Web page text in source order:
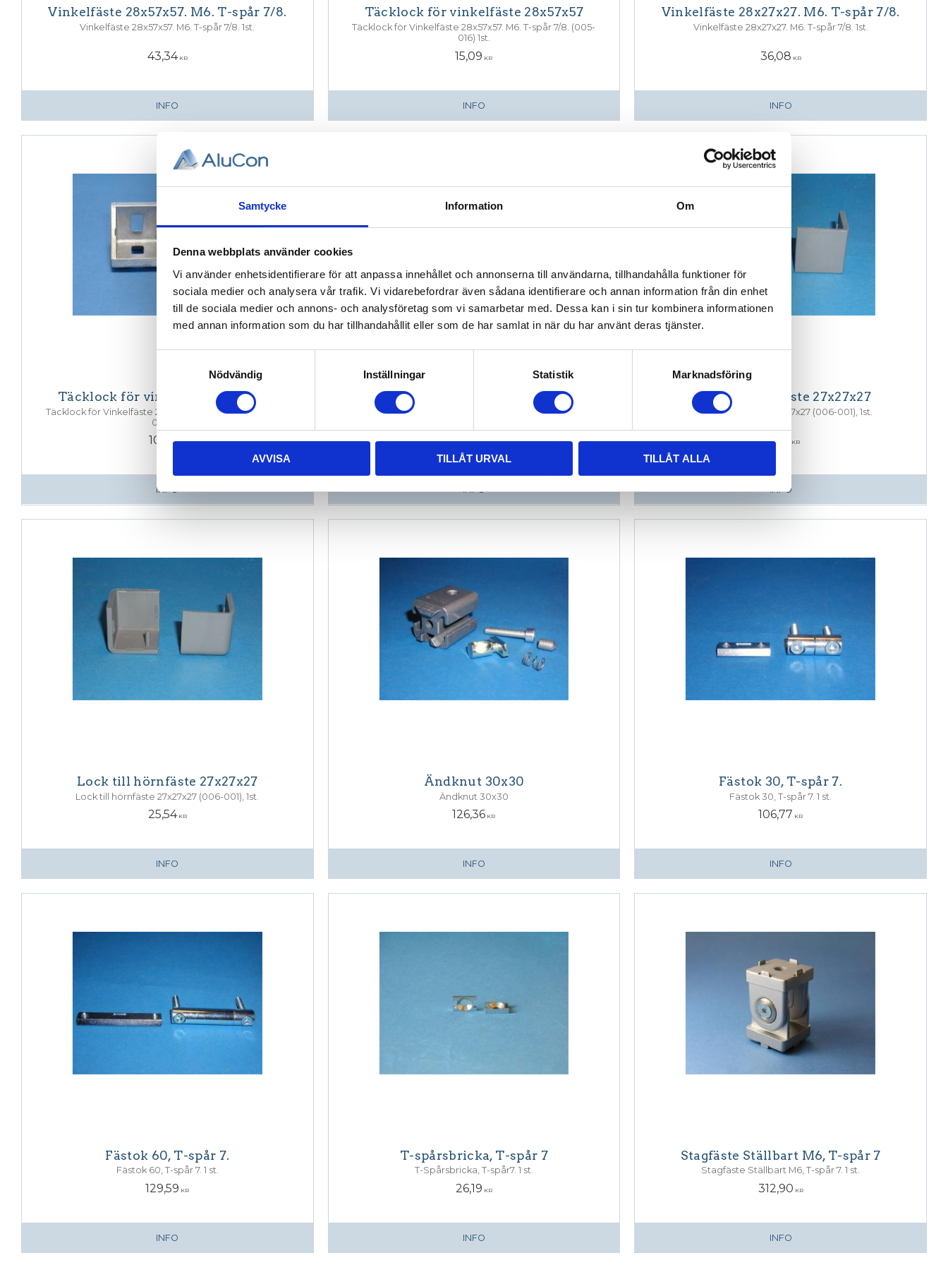
Samtycke Information Om
Denna webbplats använder cookies
Vi använder enhetsidentifierare för att anpassa innehållet och annonserna till användarna, tillhandahålla funktioner för
sociala medier och analysera vår trafik. Vi vidarebefordrar även sådana identifierare och annan information från din enhet
till de sociala medier och annons- och analysföretag som vi samarbetar med. Dessa kan i sin tur kombinera informationen
med annan information som du har tillhandahållit eller som de har samlat in när du har använt deras tjänster.
Nödvändig
Inställningar Statistik Marknadsföring
AVVISA TILLÅT URVAL TILLÅT ALLA
Vinkelfäste 28x57x57. M6. T-spår 7/8.
Vinkelfäste 28x57x57. M6. T-spår 7/8. 1st.
43,34KR
INFO
Täcklock för vinkelfäste 28x57x57
Täcklock för Vinkelfäste 28x57x57. M6. T-spår 7/8. (005-
016) 1st.
15,09 KR
INFO
Vinkelfäste 28x27x27. M6. T-spår 7/8.
Vinkelfäste 28x27x27. M6. T-spår 7/8. 1st.
36,08 KR
INFO
Täcklock för vinkelfäste 28x27x27
Täcklock för Vinkelfäste 28x27x27. M6. T-spår 7/8. (005-
021) 1st.
10,35KR
INFO
Hörnfäste 27x27x27.
77,57KR
INFO
Lock till hörnfäste 27x27x27
Lock till hörnfäste 27x27x27 (006-001), 1st.
25,54 KR
INFO
Lock till hörnfäste 27x27x27
Lock till hörnfäste 27x27x27 (006-001), 1st.
25,54KR
INFO
Ändknut 30x30
Ändknut 30x30
126,36 KR
INFO
Fästok 30, T-spår 7.
Fästok 30, T-spår 7. 1 st.
106,77 KR
INFO
Fästok 60, T-spår 7.
Fästok 60, T-spår 7. 1 st.
129,59 KR
INFO
T-spårsbricka, T-spår 7
T-Spårsbricka, T-spår7. 1 st.
26,19 KR
INFO
Stagfäste Ställbart M6, T-spår 7
Stagfäste Ställbart M6, T-spår 7. 1 st.
312,90 KR
INFO